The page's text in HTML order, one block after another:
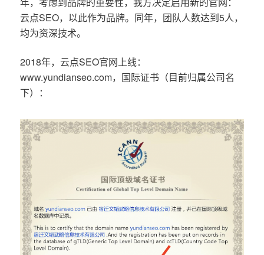
云点SEO，以此作为品牌。同年，团队人数达到5人，
均为资深技术。
2018年，云点SEO官网上线：
www.yundianseo.com，国际证书（目前归属公司名
下）：